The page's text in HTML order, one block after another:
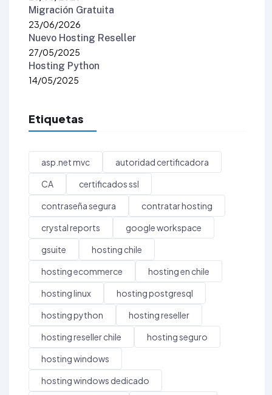
Migración Gratuita
23/06/2026
Nuevo Hosting Reseller
27/05/2025
Hosting Python
14/05/2025
Etiquetas
asp.net mvc
autoridad certificadora
CA
certificados ssl
contraseña segura
contratar hosting
crystal reports
google workspace
gsuite
hosting chile
hosting ecommerce
hosting en chile
hosting linux
hosting postgresql
hosting python
hosting reseller
hosting reseller chile
hosting seguro
hosting windows
hosting windows dedicado